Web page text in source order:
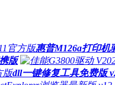
惠普M126a打印机
版
dll一键修复工具免费版